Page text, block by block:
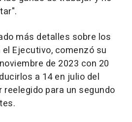
más detalles sobre los
Ejecutivo, comenzó su
de 2023 con 20
a 14 en julio del
para un segundo